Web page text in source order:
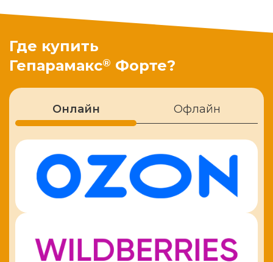
Где купить
Гепарамакс® Форте?
Онлайн Офлайн